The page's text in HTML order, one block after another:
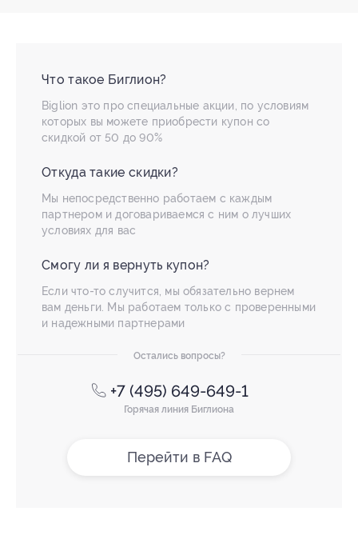
Что такое Биглион?
Biglion это про специальные акции, по условиям
которых вы можете приобрести купон со
скидкой от 50 до 90%
Откуда такие скидки?
Мы непосредственно работаем с каждым
партнером и договариваемся с ним о лучших
условиях для вас
Смогу ли я вернуть купон?
Если что-то случится, мы обязательно вернем
вам деньги. Мы работаем только с проверенными
и надежными партнерами
Остались вопросы?
+7 (495) 649-649-1
Горячая линия Биглиона
Перейти в FAQ